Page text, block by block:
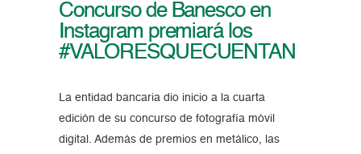
Concurso de Banesco en
Instagram premiará los
#VALORESQUECUENTAN
La entidad bancaria dio inicio a la cuarta
edición de su concurso de fotografía móvil
digital. Además de premios en metálico, las